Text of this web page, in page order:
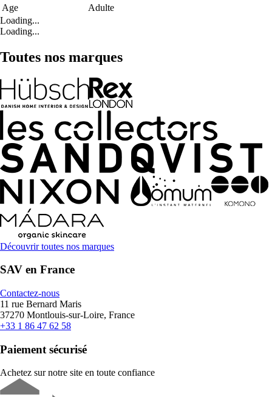
Age
Adulte
Loading...
Loading...
Toutes nos marques
Découvrir toutes nos marques
SAV en France
Contactez-nous
11 rue Bernard Maris
37270 Montlouis-sur-Loire, France
+33 1 86 47 62 58
Paiement sécurisé
Achetez sur notre site en toute confiance